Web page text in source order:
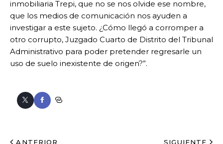
inmobiliaria Trepi, que no se nos olvide ese nombre,
que los medios de comunicación nos ayuden a
investigar a este sujeto. ¿Cómo llegó a corromper a
otro corrupto, Juzgado Cuarto de Distrito del Tribunal
Administrativo para poder pretender regresarle un
uso de suelo inexistente de origen?”.
ANTERIOR SIGUIENTE